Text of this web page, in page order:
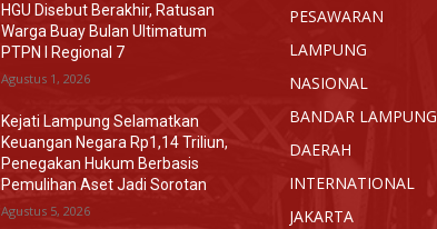
HGU Disebut Berakhir, Ratusan
Warga Buay Bulan Ultimatum
PTPN I Regional 7
Agustus 1, 2026
Kejati Lampung Selamatkan
Keuangan Negara Rp1,14 Triliun,
Penegakan Hukum Berbasis
Pemulihan Aset Jadi Sorotan
Agustus 5, 2026
PESAWARAN
LAMPUNG
NASIONAL
BANDAR LAMPUNG
DAERAH
INTERNATIONAL
JAKARTA